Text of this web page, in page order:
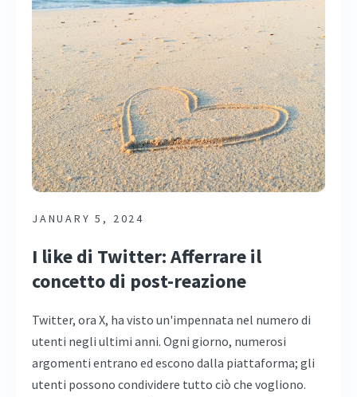
JANUARY 5, 2024
I like di Twitter: Afferrare il
concetto di post-reazione
Twitter, ora X, ha visto un'impennata nel numero di
utenti negli ultimi anni. Ogni giorno, numerosi
argomenti entrano ed escono dalla piattaforma; gli
utenti possono condividere tutto ciò che vogliono.